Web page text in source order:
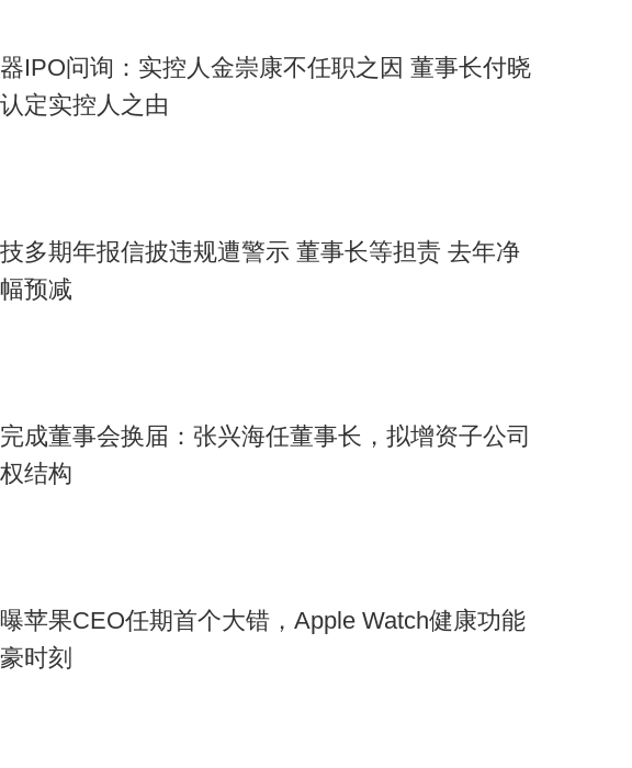
多家光学企业市值涨超10倍。但基石资本张维提醒：“AI产业无泡沫，泡沫在资本
伟大科技企业。”对中际旭创而言，万亿市值后的挑战在于：能否突破上游高端光
群优势转化为技术自主能力。当“站在光里”从调侃变为现实命题，这家企业的征
IPO问询：实控人金崇康不任职之因 董事长付晓
定实控人之由
多期年报信披违规遭警示 董事长等担责 去年净
预减
成董事会换届：张兴海任董事长，拟增资子公司
结构
苹果CEO任期首个大错，Apple Watch健康功能
时刻